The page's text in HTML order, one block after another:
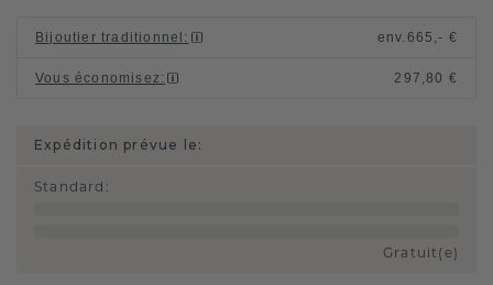
Bijoutier traditionnel : env. 665,- €
Vous économisez: 297,80 €
Expédition prévue le:
Standard :
Gratuit(e)